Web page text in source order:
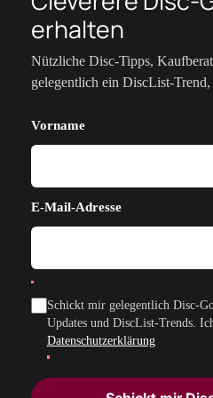
erhalten
Nützliche Disc-Tipps,
gelegentlich ein DiscList-
Vorname
E-Mail-Adresse
Schickt mir gelegentlich Disc-
Updates und DiscList-Trends.
Datenschutzerklärung